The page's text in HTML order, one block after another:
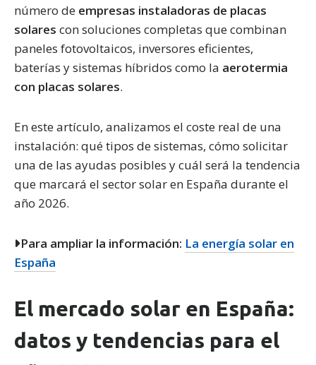
número de empresas instaladoras de placas
solares con soluciones completas que combinan
paneles fotovoltaicos, inversores eficientes,
baterías y sistemas híbridos como la aerotermia
con placas solares.
En este artículo, analizamos el coste real de una
instalación: qué tipos de sistemas, cómo solicitar
una de las ayudas posibles y cuál será la tendencia
que marcará el sector solar en España durante el
año 2026.
Para ampliar la información: La energía solar en
España
El mercado solar en España:
datos y tendencias para el